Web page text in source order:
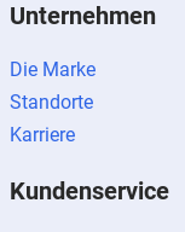
Unternehmen
Die Marke
Standorte
Karriere
Kundenservice